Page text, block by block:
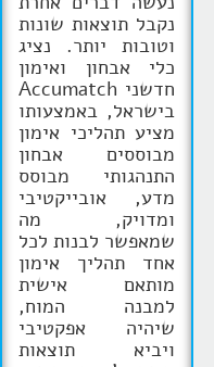
נקבל תוצאות שונות
וטובות יותר. נציג
כלי אבחון ואימון
חדשני Accumatch
בישראל, באמצעותו
מציע תהליכי אימון
מבוססים אבחון
התנהגותי מבוסס
מדע, אובייקטיבי
ומדויק, מה
שמאפשר לבנות לכל
אחד תהליך אימון
מותאם אישית
למבנה המוח,
שיהיה אפקטיבי
ויביא תוצאות